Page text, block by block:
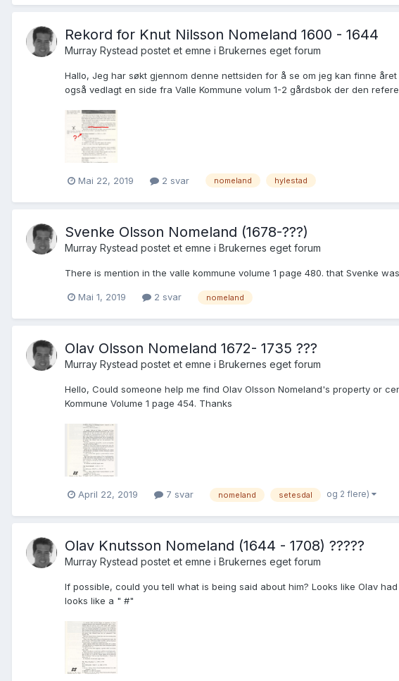
Rekord for Knut Nilsson Nomeland 1600 - 1644
Murray Rystead postet et emne i Brukernes eget forum
Hallo, Jeg har søkt gjennom denne nettsiden for å se om jeg kan finne
også vedlagt en side fra Valle Kommune volum 1-2 gårdsbok der den
Mai 22, 2019 2 svar nomeland hylestad
Svenke Olsson Nomeland (1678-???)
Murray Rystead postet et emne i Brukernes eget forum
There is mention in the valle kommune volume 1 page 480. that Svenke
Mai 1, 2019 2 svar nomeland
Olav Olsson Nomeland 1672- 1735 ???
Murray Rystead postet et emne i Brukernes eget forum
Hello, Could someone help me find Olav Olsson Nomeland's property or
Kommune Volume 1 page 454. Thanks
April 22, 2019 7 svar nomeland setesdal og 2 flere)
Olav Knutsson Nomeland (1644 - 1708) ?????
Murray Rystead postet et emne i Brukernes eget forum
If possible, could you tell what is being said about him? Looks like Olav
looks like a " #"